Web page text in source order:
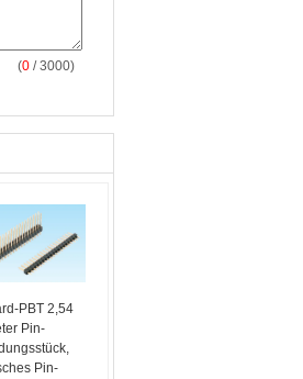
(0 / 3000)
PBT 2,54
Pin-
Pin-